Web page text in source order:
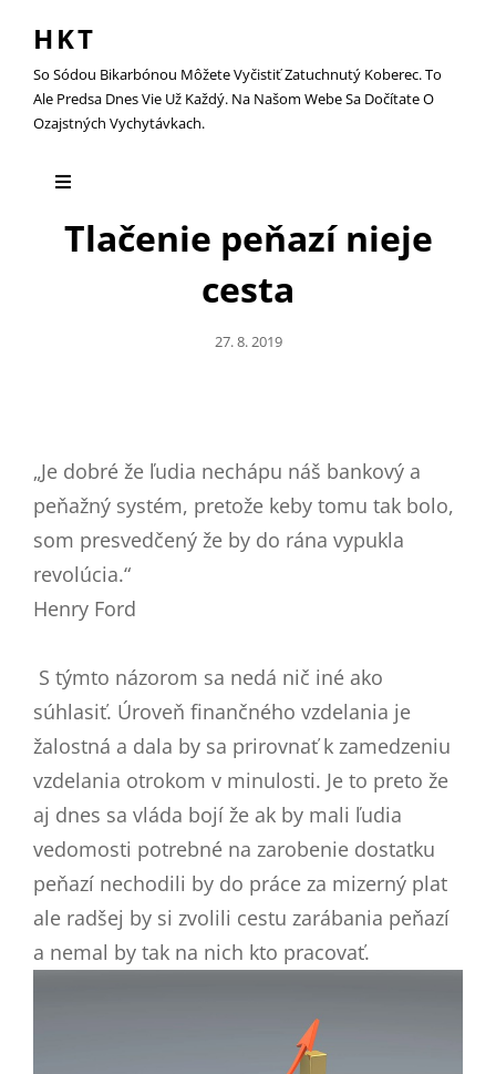
HKT
So Sódou Bikarbónou Môžete Vyčistiť Zatuchnutý Koberec. To
Ale Predsa Dnes Vie Už Každý. Na Našom Webe Sa Dočítate O
Ozajstných Vychytávkach.
Tlačenie peňazí nieje
cesta
Posted
27. 8. 2019
„Je dobré že ľudia nechápu náš bankový a
peňažný systém, pretože keby tomu tak bolo,
som presvedčený že by do rána vypukla
revolúcia.“
Henry Ford
S týmto názorom sa nedá nič iné ako
súhlasiť. Úroveň finančného vzdelania je
žalostná a dala by sa prirovnať k zamedzeniu
vzdelania otrokom v minulosti. Je to preto že
aj dnes sa vláda bojí že ak by mali ľudia
vedomosti potrebné na zarobenie dostatku
peňazí nechodili by do práce za mizerný plat
ale radšej by si zvolili cestu zarábania peňazí
a nemal by tak na nich kto pracovať.